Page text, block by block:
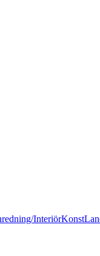
InteriörKonst